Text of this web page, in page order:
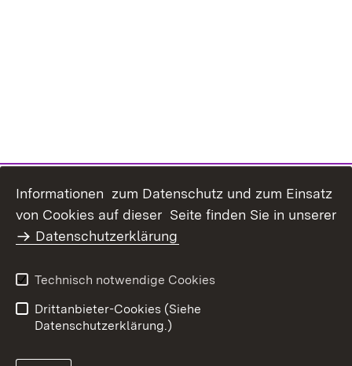
Inhaltsübersicht
Kontakt
Barrierefreiheit
Benutzungshinweise
Informationen zum Datenschutz und zum Einsatz
von Cookies auf dieser Seite finden Sie in unserer
Datenschutzerklärung
Technisch notwendige Cookies
Drittanbieter-Cookies (Siehe
Datenschutzerklärung.)